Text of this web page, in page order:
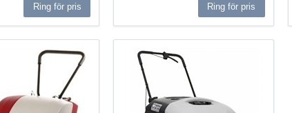
Ring för pris Ring för pris